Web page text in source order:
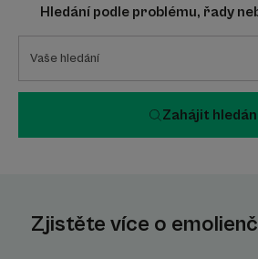
Hledání podle problému, řady
Zahájit
Zjistěte více o